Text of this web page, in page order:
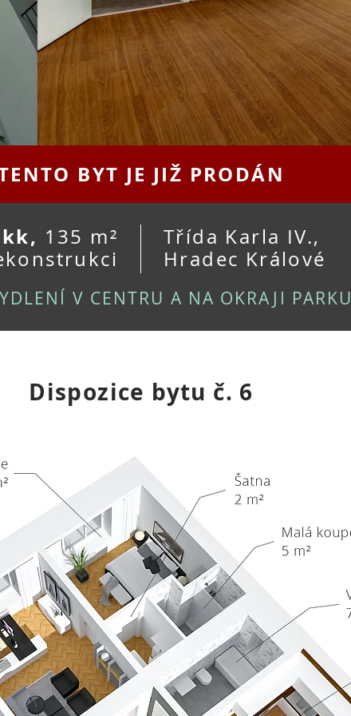
BYT JE JIŽ PRODÁN
Třída Karla IV.,
Hradec Králové
135 m²
V CENTRU A NA OKRAJI PARKU
Dispozice bytu č. 6